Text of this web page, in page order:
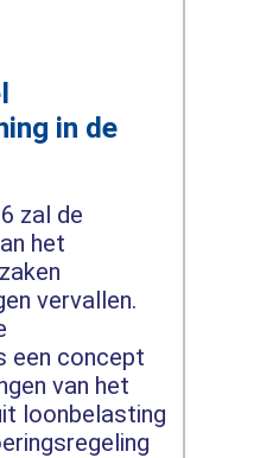
in de
zal de
het
vervallen.
een concept
van het
loonbelasting